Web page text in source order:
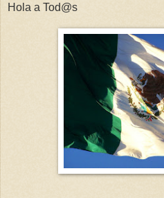
Hola a Tod@s